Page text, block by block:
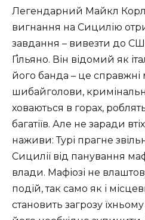
Легендарний Майкл
вигнання на Сицилію
завдання – вивезти до
Ґільяно. Він відомий як
його банда – це
шибайголови,
ховаються в горах,
багатіїв. Але не заради
наживи: Турі прагне
Сицилії від панування
влади. Мафіозі не
подій, так само як і
становить загрозу